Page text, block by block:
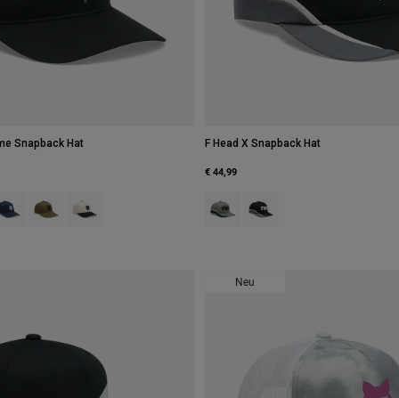
Snapback Hat
of Schwarz.
type of Kreideweiß.
swatch type of Mitternachtsblau.
Product swatch type of Olivgrün.
Product swatch type of Pearl White.
F Head X Snapback Hat
€ 44,99
Product swatch type of Adobe-Rot.
Product swatch type of
Neu